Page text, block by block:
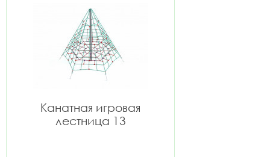
Канатная игровая
лестница 13